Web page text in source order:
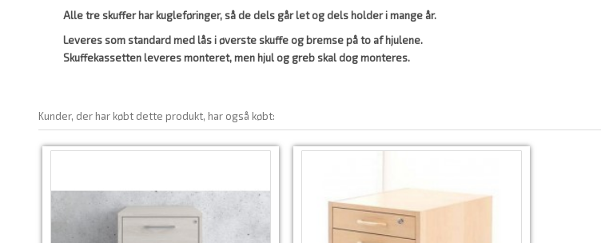
Alle tre skuffer har kugleføringer, så de dels går let og dels holder i mange år.
Leveres som standard med lås i øverste skuffe og bremse på to af hjulene.
Skuffekassetten leveres monteret, men hjul og greb skal dog monteres.
Kunder, der har købt dette produkt, har også købt: